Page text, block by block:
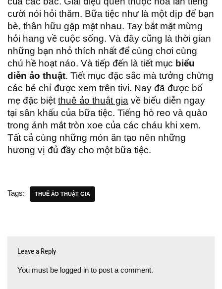
cười nói hỏi thăm. Bữa tiệc như là một dịp để bạn
bè, thân hữu gặp mặt nhau. Tay bắt mặt mừng
hỏi hang về cuộc sống. Và đây cũng là thời gian
những bạn nhỏ thích nhất để cùng chơi cùng
chú hề hoạt náo. Và tiếp đến là tiết mục biểu
diễn ảo thuật. Tiết mục đặc sắc mà tưởng chừng
các bé chỉ được xem trên tivi. Nay đã được bố
mẹ đặc biệt thuê ảo thuật gia về biểu diễn ngay
tại sân khấu của bữa tiệc. Tiếng hò reo và quào
trong ánh mắt tròn xoe của các cháu khi xem.
Tất cả cùng những món ăn tạo nên những
hương vị đủ đầy cho một bữa tiệc.
Tags: THUÊ ẢO THUẬT GIA
Leave a Reply
You must be logged in to post a comment.